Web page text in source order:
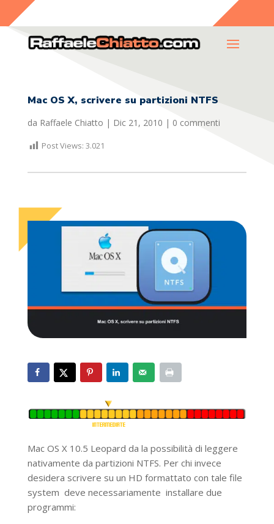
Mac OS X, scrivere su partizioni NTFS
da Raffaele Chiatto | Dic 21, 2010 | 0 commenti
Post Views: 3.021
Mac OS X 10.5 Leopard da la possibilità di leggere
nativamente da partizioni NTFS. Per chi invece
desidera scrivere su un HD formattato con tale file
system deve necessariamente installare due
programmi: